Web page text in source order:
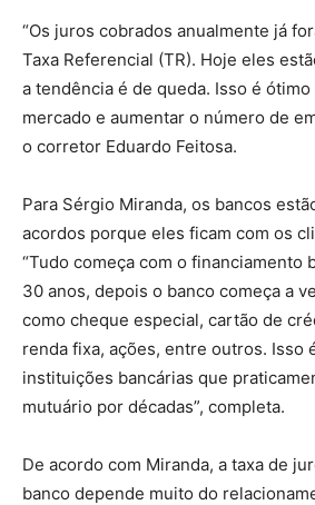
“Os juros cobrados anualmente já
Taxa Referencial (TR). Hoje eles
a tendência é de queda. Isso é
mercado e aumentar o número de
o corretor Eduardo Feitosa.
Para Sérgio Miranda, os bancos
acordos porque eles ficam com os
“Tudo começa com o financiamento
30 anos, depois o banco começa a
como cheque especial, cartão de
renda fixa, ações, entre outros. Isso
instituições bancárias que
mutuário por décadas”, completa.
De acordo com Miranda, a taxa de
banco depende muito do